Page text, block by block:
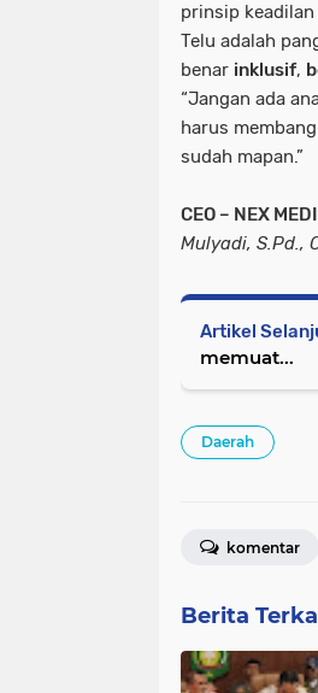
prinsip
Telu adalah
benar inklusif,
“Jangan ada
harus
sudah mapan.”
CEO – NEX
Mulyadi, S.Pd.,
Artikel
memuat...
Daerah
komentar
Berita